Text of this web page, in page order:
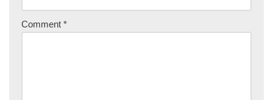
Comment *